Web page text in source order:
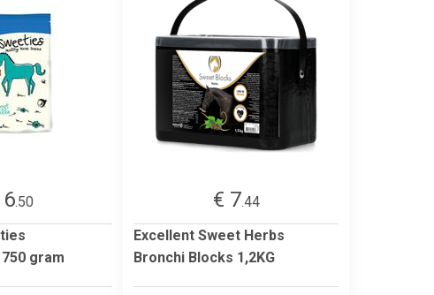
.50
gram
€ 7.44
Excellent Sweet Herbs
Bronchi Blocks 1,2KG